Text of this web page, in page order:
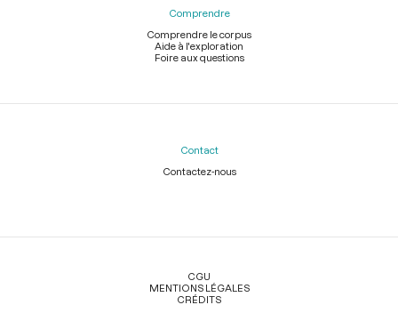
Comprendre
Comprendre le corpus
Aide à l'exploration
Foire aux questions
Contact
Contactez-nous
Légal
CGU
MENTIONS LÉGALES
CRÉDITS